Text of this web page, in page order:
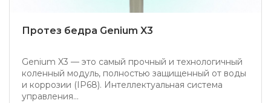
Протез бедра Genium X3
Genium X3 — это самый прочный и технологичный
коленный модуль, полностью защищенный от воды
и коррозии (IP68). Интеллектуальная система
управления...